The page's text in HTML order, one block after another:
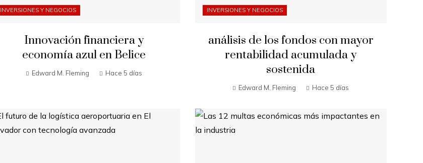
INVERSIONES Y NEGOCIOS
Innovación financiera y
economía azul en Belice
Edward M. Fleming Hace 5 días
INVERSIONES Y NEGOCIOS
análisis de los fondos con mayor
rentabilidad acumulada y
sostenida
Edward M. Fleming Hace 5 días